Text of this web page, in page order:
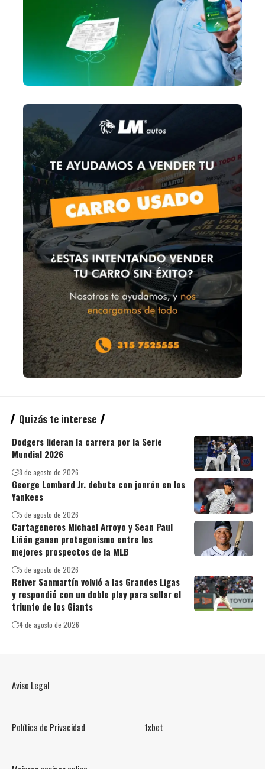
Quizás te interese
Dodgers lideran la carrera por la Serie
Mundial 2026
8 de agosto de 2026
George Lombard Jr. debuta con jonrón en los
Yankees
5 de agosto de 2026
Cartageneros Michael Arroyo y Sean Paul
Liñán ganan protagonismo entre los
mejores prospectos de la MLB
5 de agosto de 2026
Reiver Sanmartín volvió a las Grandes Ligas
y respondió con un doble play para sellar el
triunfo de los Giants
4 de agosto de 2026
Aviso Legal
Política de Privacidad 1xbet